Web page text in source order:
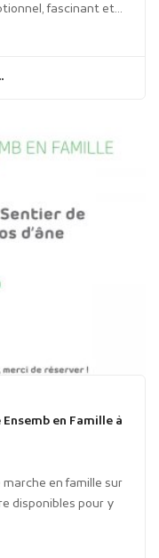
fascinant et...
en Famille à
marche en famille sur
disponibles pour y